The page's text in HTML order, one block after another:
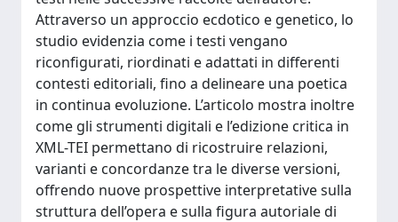
Attraverso un approccio ecdotico e genetico, lo
studio evidenzia come i testi vengano
riconfigurati, riordinati e adattati in differenti
contesti editoriali, fino a delineare una poetica
in continua evoluzione. L’articolo mostra inoltre
come gli strumenti digitali e l’edizione critica in
XML-TEI permettano di ricostruire relazioni,
varianti e concordanze tra le diverse versioni,
offrendo nuove prospettive interpretative sulla
struttura dell’opera e sulla figura autoriale di